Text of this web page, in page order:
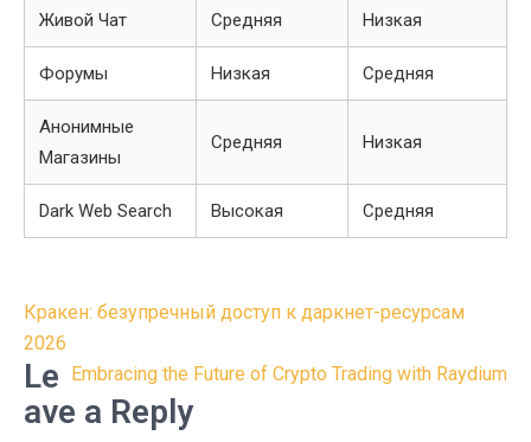
Живой Чат Средняя Низкая
Форумы Низкая Средняя
Анонимные
Магазины
Средняя Низкая
Dark Web Search Высокая Средняя
Post
navigation
Кракен: безупречный доступ к даркнет-ресурсам
2026
Embracing the Future of Crypto Trading with Raydium
Le
ave a Reply